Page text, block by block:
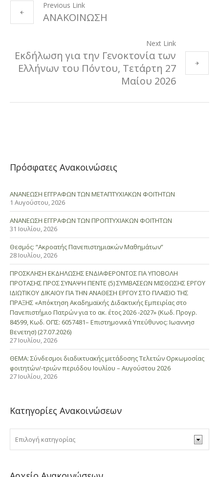
Previous Link
ΑΝΑΚΟΙΝΩΣΗ
Next Link
Εκδήλωση για την Γενοκτονία των
Ελλήνων του Πόντου, Τετάρτη 27
Μαίου 2026
Πρόσφατες Ανακοινώσεις
ΑΝΑΝΕΩΣΗ ΕΓΓΡΑΦΩΝ ΤΩΝ ΜΕΤΑΠΤΥΧΙΑΚΩΝ ΦΟΙΤΗΤΩΝ
1 Αυγούστου, 2026
ΑΝΑΝΕΩΣΗ ΕΓΓΡΑΦΩΝ ΤΩΝ ΠΡΟΠΤΥΧΙΑΚΩΝ ΦΟΙΤΗΤΩΝ
31 Ιουλίου, 2026
Θεσμός: “Ακροατής Πανεπιστημιακών Μαθημάτων”
28 Ιουλίου, 2026
ΠΡΟΣΚΛΗΣΗ ΕΚΔΗΛΩΣΗΣ ΕΝΔΙΑΦΕΡΟΝΤΟΣ ΓΙΑ ΥΠΟΒΟΛΗ
ΠΡΟΤΑΣΗΣ ΠΡΟΣ ΣΥΝΑΨΗ ΠΕΝΤΕ (5) ΣΥΜΒΑΣΕΩΝ ΜΙΣΘΩΣΗΣ ΕΡΓΟΥ
ΙΔΙΩΤΙΚΟΥ ΔΙΚΑΙΟΥ ΓΙΑ ΤΗΝ ΑΝΑΘΕΣΗ ΕΡΓΟΥ ΣΤΟ ΠΛΑΙΣΙΟ ΤΗΣ
ΠΡΑΞΗΣ «Απόκτηση Ακαδημαϊκής Διδακτικής Εμπειρίας στο
Πανεπιστήμιο Πατρών για το ακ. έτος 2026 -2027» (Κωδ. Προγρ.
84599, Κωδ. ΟΠΣ: 6057481– Επιστημονικά Υπεύθυνος: Ιωαννησ
Βενετησ) (27.07.2026)
27 Ιουλίου, 2026
ΘΕΜΑ: Σύνδεσμοι διαδικτυακής μετάδοσης Τελετών Ορκωμοσίας
φοιτητών/-τριών περιόδου Ιουλίου – Αυγούστου 2026
27 Ιουλίου, 2026
Κατηγορίες Ανακοινώσεων